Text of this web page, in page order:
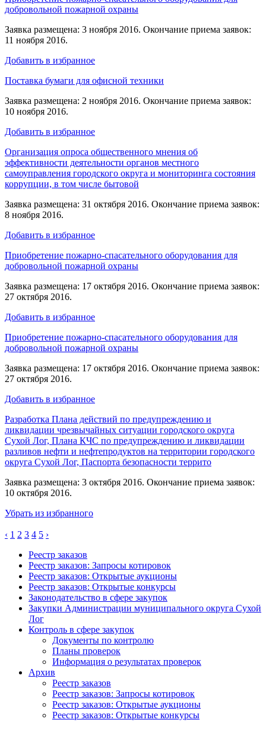
добровольной пожарной охраны
Заявка размещена: 3 ноября 2016. Окончание приема заявок:
11 ноября 2016.
Добавить в избранное
Поставка бумаги для офисной техники
Заявка размещена: 2 ноября 2016. Окончание приема заявок:
10 ноября 2016.
Добавить в избранное
Организация опроса общественного мнения об
эффективности деятельности органов местного
самоуправления городского округа и мониторинга состояния
коррупции, в том числе бытовой
Заявка размещена: 31 октября 2016. Окончание приема заявок:
8 ноября 2016.
Добавить в избранное
Приобретение пожарно-спасательного оборудования для
добровольной пожарной охраны
Заявка размещена: 17 октября 2016. Окончание приема заявок:
27 октября 2016.
Добавить в избранное
Приобретение пожарно-спасательного оборудования для
добровольной пожарной охраны
Заявка размещена: 17 октября 2016. Окончание приема заявок:
27 октября 2016.
Добавить в избранное
Разработка Плана действий по предупреждению и
ликвидации чрезвычайных ситуации городского округа
Сухой Лог, Плана КЧС по предупреждению и ликвидации
разливов нефти и нефтепродуктов на территории городского
округа Сухой Лог, Паспорта безопасности террито
Заявка размещена: 3 октября 2016. Окончание приема заявок:
10 октября 2016.
Убрать из избранного
‹ 1 2 3 4 5 ›
Реестр заказов
Реестр заказов: Запросы котировок
Реестр заказов: Открытые аукционы
Реестр заказов: Открытые конкурсы
Законодательство в сфере закупок
Закупки Администрации муниципального округа Сухой
Лог
Контроль в сфере закупок
Документы по контролю
Планы проверок
Информация о результатах проверок
Архив
Реестр заказов
Реестр заказов: Запросы котировок
Реестр заказов: Открытые аукционы
Реестр заказов: Открытые конкурсы